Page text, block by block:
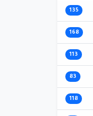
135
168
113
83
118